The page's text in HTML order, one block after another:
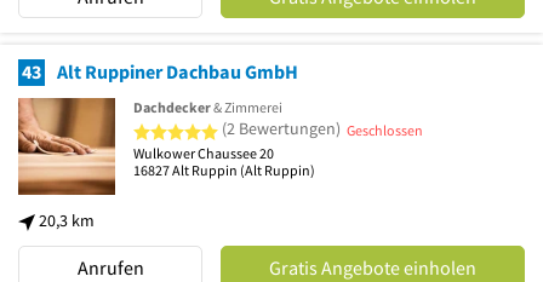
43 Alt Ruppiner Dachbau GmbH
20,3 km
Dachdecker& Zimmerei
5 von 5 Sternen
(2 Bewertungen) Geschlossen
Wulkower Chaussee 20
16827Alt Ruppin (Alt Ruppin)
Anrufen Gratis Angebote einholen